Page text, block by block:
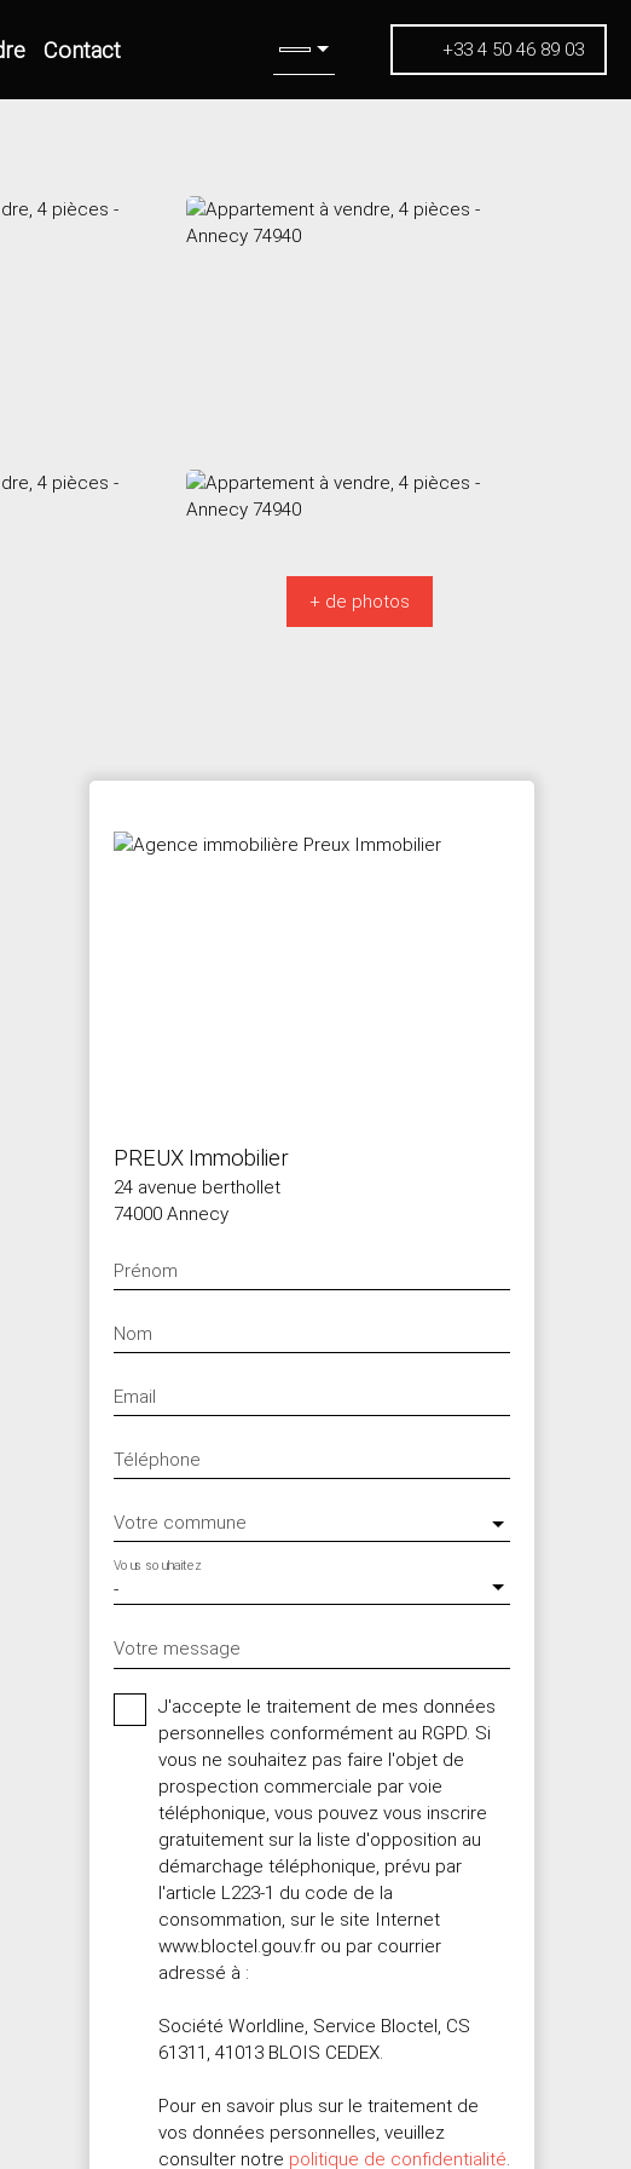
Contact +33 4 50 46 89 03
+ de photos
PREUX Immobilier
24 avenue berthollet
74000 Annecy
Prénom
Nom
Email
Téléphone
Votre commune
-
Vous souhaitez
Votre message
J'accepte le traitement de mes données
personnelles conformément au RGPD. Si
vous ne souhaitez pas faire l'objet de
prospection commerciale par voie
téléphonique, vous pouvez vous inscrire
gratuitement sur la liste d'opposition au
démarchage téléphonique, prévu par
l'article L223-1 du code de la
consommation, sur le site Internet
www.bloctel.gouv.fr ou par courrier
adressé à :
Société Worldline, Service Bloctel, CS
61311, 41013 BLOIS CEDEX.
Pour en savoir plus sur le traitement de
vos données personnelles, veuillez
consulter notre politique de confidentialité.